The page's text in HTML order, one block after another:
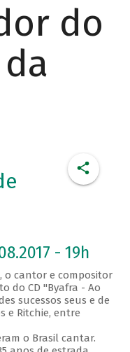
do
- 19h
o cantor e compositor
do CD "Byafra - Ao
sucessos seus e de
e Ritchie, entre
o Brasil cantar.